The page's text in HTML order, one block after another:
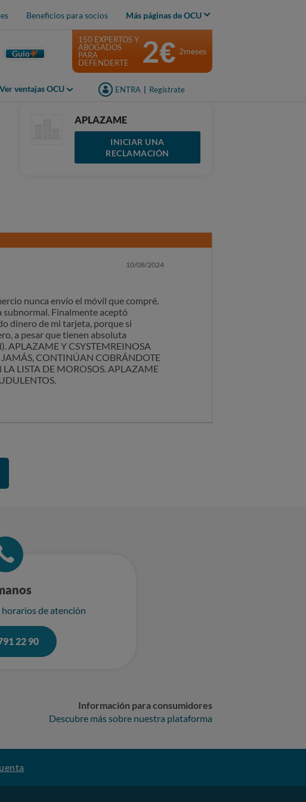
Beneficios para socios Más páginas de OCU
Guio
Ver ventajas OCU ENTRA Regístrate
150 EXPERTOS Y
ABOGADOS
PARA
DEFENDERTE
2€ 2meses
APLAZAME
INICIAR UNA
RECLAMACIÓN
10/08/2024
nunca envío el móvil que compré.
subnormal. Finalmente aceptó
dinero de mi tarjeta, porque si
a pesar que tienen absoluta
APLAZAME Y CSYSTEMREINOSA
JAMÁS, CONTINÚAN COBRÁNDOTE
LISTA DE MOROSOS. APLAZAME
de atención
22 90
Información para consumidores
Descubre más sobre nuestra plataforma